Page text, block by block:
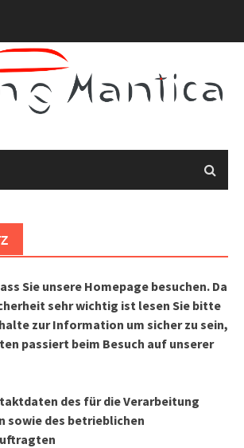
Sie unsere Homepage besuchen. Da
sehr wichtig ist lesen Sie bitte
zur Information um sicher zu sein,
passiert beim Besuch auf unserer
des für die Verarbeitung
sowie des betrieblichen